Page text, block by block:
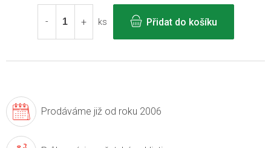
cena:
ks
Přidat do košíku
Prodáváme již od roku 2006